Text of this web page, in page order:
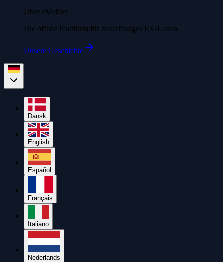
Über eMabler
Die offene Plattform für zuverlässiges EV-Laden.
Unsere Geschichte
Dansk
English
Español
Français
Italiano
Nederlands